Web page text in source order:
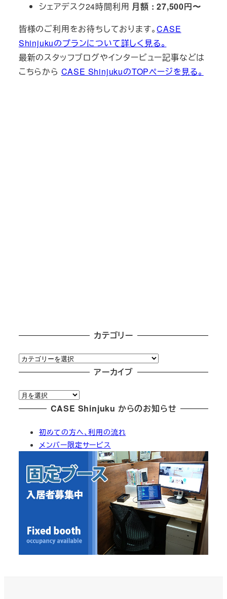
シェアデスク24時間利用 月額 : 27,500円〜
皆様のご利用をお待ちしております。CASE
Shinjukuのプランについて詳しく見る。
最新のスタッフブログやインタービュー記事などは
こちらから CASE ShinjukuのTOPページを見る。
カテゴリー
カ
テ
リ
ー
アーカイブ
ア
ー
CASE Shinjuku からのお知らせ
初めての方へ、利用の流れ
メンバー限定サービス